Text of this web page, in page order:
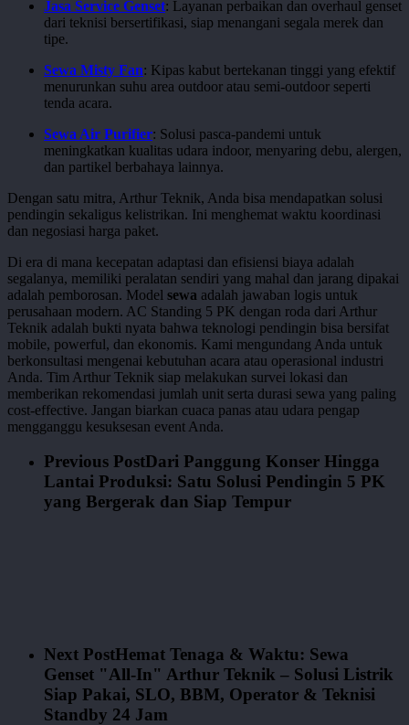
Jasa Service Genset: Layanan perbaikan dan overhaul genset
dari teknisi bersertifikasi, siap menangani segala merek dan
tipe.
Sewa Misty Fan: Kipas kabut bertekanan tinggi yang efektif
menurunkan suhu area outdoor atau semi-outdoor seperti
tenda acara.
Sewa Air Purifier: Solusi pasca-pandemi untuk
meningkatkan kualitas udara indoor, menyaring debu, alergen,
dan partikel berbahaya lainnya.
Dengan satu mitra, Arthur Teknik, Anda bisa mendapatkan solusi
pendingin sekaligus kelistrikan. Ini menghemat waktu koordinasi
dan negosiasi harga paket.
Di era di mana kecepatan adaptasi dan efisiensi biaya adalah
segalanya, memiliki peralatan sendiri yang mahal dan jarang dipakai
adalah pemborosan. Model sewa adalah jawaban logis untuk
perusahaan modern. AC Standing 5 PK dengan roda dari Arthur
Teknik adalah bukti nyata bahwa teknologi pendingin bisa bersifat
mobile, powerful, dan ekonomis. Kami mengundang Anda untuk
berkonsultasi mengenai kebutuhan acara atau operasional industri
Anda. Tim Arthur Teknik siap melakukan survei lokasi dan
memberikan rekomendasi jumlah unit serta durasi sewa yang paling
cost-effective. Jangan biarkan cuaca panas atau udara pengap
mengganggu kesuksesan event Anda.
Previous PostDari Panggung Konser Hingga
Lantai Produksi: Satu Solusi Pendingin 5 PK
yang Bergerak dan Siap Tempur
Next PostHemat Tenaga & Waktu: Sewa
Genset "All-In" Arthur Teknik – Solusi Listrik
Siap Pakai, SLO, BBM, Operator & Teknisi
Standby 24 Jam